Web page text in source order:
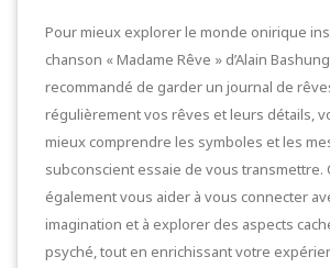
Pour mieux explorer le monde onirique
chanson « Madame Rêve » d’Alain
recommandé de garder un journal de
régulièrement vos rêves et leurs détails,
mieux comprendre les symboles et les
subconscient essaie de vous transmettre.
également vous aider à vous connecter
imagination et à explorer des aspects
psyché, tout en enrichissant votre